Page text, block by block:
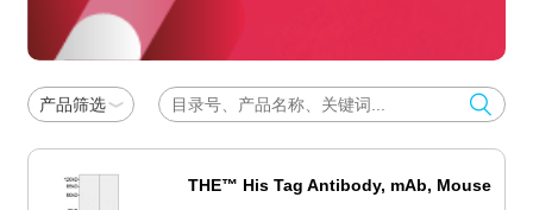
产品筛选
THE™ His Tag Antibody, mAb, Mouse